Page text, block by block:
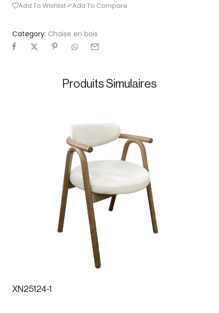
Add To Wishlist Add To Compare
Category: Chaise en bois
Produits Simulaires
XN25124-1